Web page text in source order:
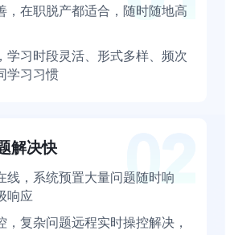
，在职脱产都适合，随时随地高
学习时段灵活、形式多样、频次
学习习惯
解决快
线，系统预置大量问题随时响
响应
，复杂问题远程实时操控解决，